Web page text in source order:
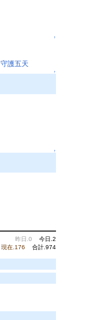
↑
護五天
↑
↑
昨日.0
今日.2
現在.176
合計.974